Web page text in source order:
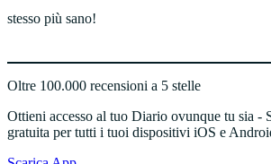
stesso più sano!
Oltre 100.000 recensioni a 5 stelle
Ottieni accesso al tuo Diario ovunque tu sia -
gratuita per tutti i tuoi dispositivi iOS e